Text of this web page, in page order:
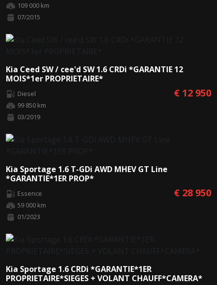
109 000 km
07/2015
Kia Ceed SW / cee'd SW 1.6 CRDi *GARANTIE 12
MOIS*1er PROPRIETAIRE*
Diesel
99 850 km
03/2019
€ 12 950
Kia Sportage 1.6 T-GDi AWD MHEV GT Line
*GARANTIE*1ER PROP*
Essence
59 000 km
01/2023
€ 28 950
Kia Sportage 1.6 CRDi *GARANTIE*1ER
PROPRIETAIRE*SIEGES + VOLANT CHAUFF*CAMERA*